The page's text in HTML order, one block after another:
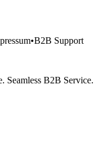
•B2B Support
Seamless B2B Service.